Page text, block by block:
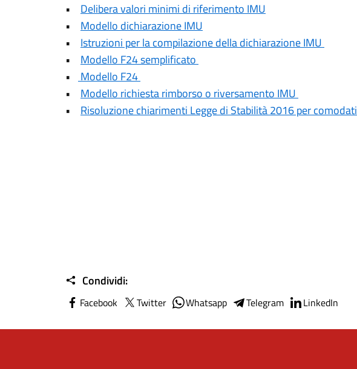
• Delibera valori minimi di riferimento IMU
• Modello dichiarazione IMU
• Istruzioni per la compilazione della dichiarazione IMU
• Modello F24 semplificato
•
Modello F24
• Modello richiesta rimborso o riversamento IMU
• Risoluzione chiarimenti Legge di Stabilità 2016 per comodati
Condividi:
Facebook Twitter Whatsapp Telegram LinkedIn